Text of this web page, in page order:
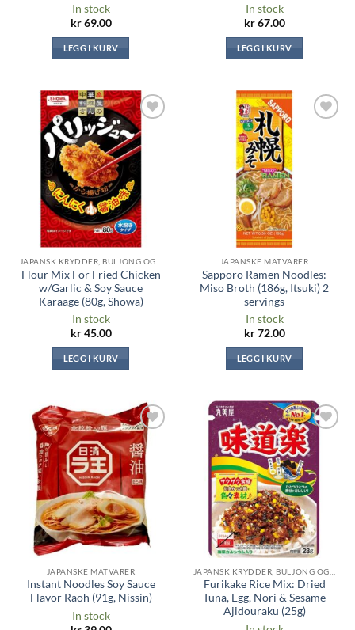
In stock
kr69.00
LEGG I KURV
In stock
kr67.00
LEGG I KURV
Legg til i
ønskeliste
Flour Mix For Fried Chicken
w/Garlic & Soy Sauce
Karaage (80g, Showa)
In stock
kr45.00
LEGG I KURV
JAPANSKE MATVARER
Sapporo Ramen Noodles:
Miso Broth (186g, Itsuki) 2
servings
In stock
kr72.00
LEGG I KURV
Legg til i
ønskeliste
JAPANSKE MATVARER
Instant Noodles Soy Sauce
Flavor Raoh (91g, Nissin)
In stock
Legg til i
ønskeliste
Furikake Rice Mix: Dried
Tuna, Egg, Nori & Sesame
Ajidouraku (25g)